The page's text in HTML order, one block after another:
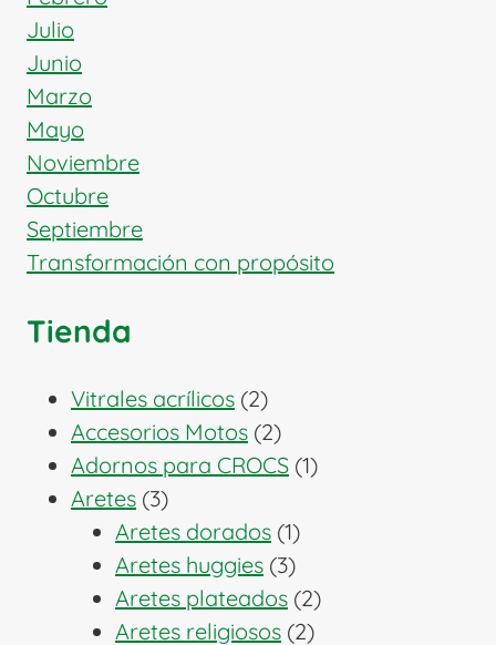
Julio
Junio
Marzo
Mayo
Noviembre
Octubre
Septiembre
Transformación con propósito
Tienda
Vitrales acrílicos 22
productos
Accesorios Motos 22
productos
Adornos para CROCS 11
Aretes 33
productos
Aretes dorados 11
producto
Aretes huggies 33
productos
Aretes plateados 22
productos
Aretes religiosos 22